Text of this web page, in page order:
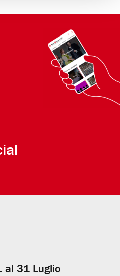
al 31 Luglio